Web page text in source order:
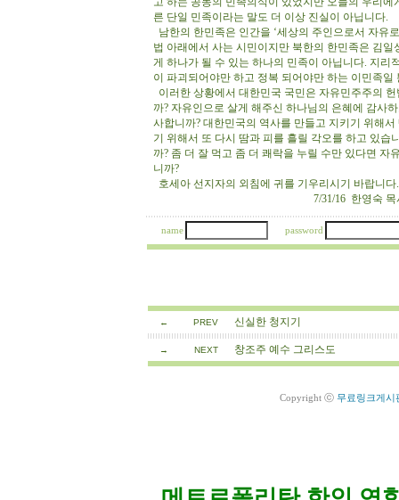
른 단일 민족이라는 말도 더 이상 진실이 아닙니다.
남한의 한민족은 인간을 ‘세상의 주인으로서 자유
법 아래에서 사는 시민이지만 북한의 한민족은 김
게 하나가 될 수 있는 하나의 민족이 아닙니다. 지리
이 파괴되어야만 하고 정복 되어야만 하는 이민족일
이러한 상황에서 대한민국 국민은 자유민주주의
까? 자유인으로 살게 해주신 하나님의 은혜에 감사
사합니까? 대한민국의 역사를 만들고 지키기 위해
기 위해서 또 다시 땀과 피를 흘릴 각오를 하고 있습
까? 좀 더 잘 먹고 좀 더 쾌락을 누릴 수만 있다면
니까?
호세아 선지자의 외침에 귀를 기우리시기 바랍니
7/31/16 한영숙 목
name password
← PREV 신실한 청지기
→ NEXT 창조주 예수 그리스도
Copyright ⓒ 무료링크게시